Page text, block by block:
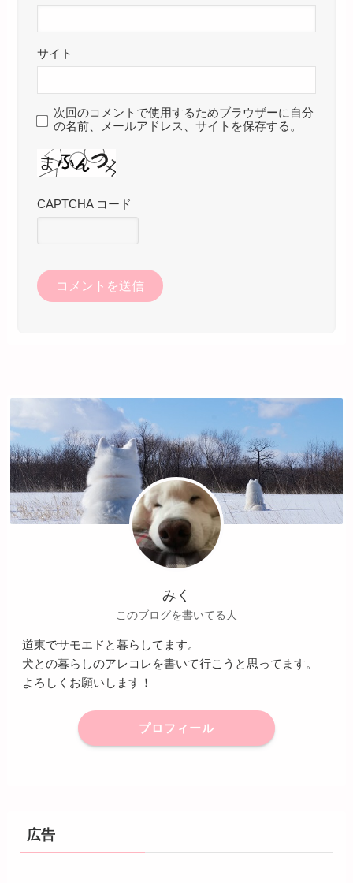
サイト
次回のコメントで使用するためブラウザーに自分
の名前、メールアドレス、サイトを保存する。
CAPTCHA コード
みく
このブログを書いてる人
道東でサモエドと暮らしてます。
犬との暮らしのアレコレを書いて行こうと思ってます。
よろしくお願いします！
プロフィール
広告